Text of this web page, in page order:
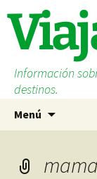
contenido
Información
destinos.
Menú